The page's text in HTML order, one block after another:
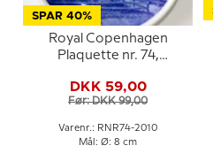
SPAR 40%
Royal Copenhagen
Plaquette nr. 74,
Frederikshavn
DKK 59,00
Før: DKK 99,00
Varenr.: RNR74-2010
Mål: Ø: 8 cm